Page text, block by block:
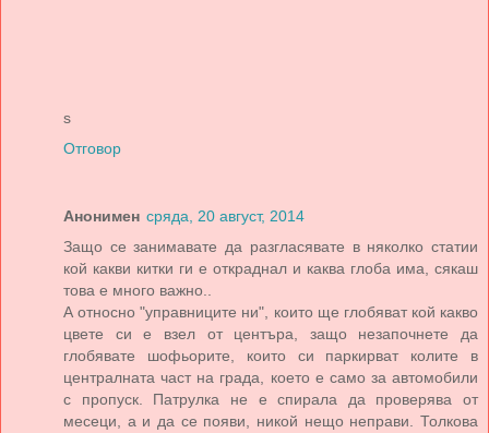
s
Отговор
Анонимен сряда, 20 август, 2014
Защо се занимавате да разгласявате в няколко статии
кой какви китки ги е откраднал и каква глоба има, сякаш
това е много важно..
А относно "управниците ни", които ще глобяват кой какво
цвете си е взел от центъра, защо незапочнете да
глобявате шофьорите, които си паркирват колите в
централната част на града, което е само за автомобили
с пропуск. Патрулка не е спирала да проверява от
месеци, а и да се появи, никой нещо неправи. Толкова